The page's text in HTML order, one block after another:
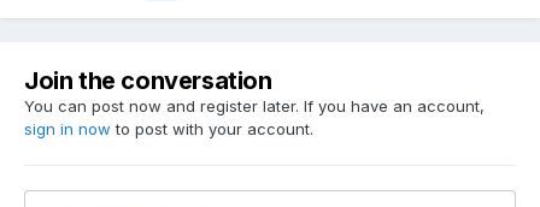
Join the conversation
You can post now and register later. If you have an account,
sign in now to post with your account.